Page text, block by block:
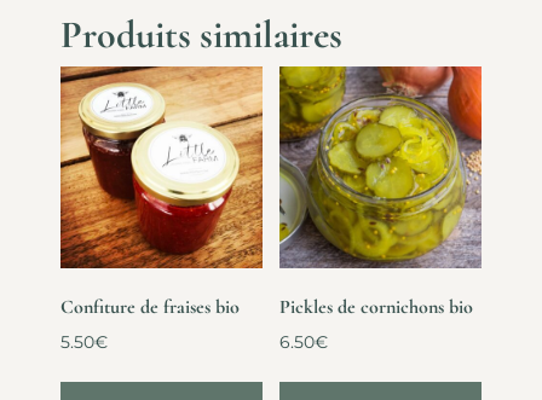
Produits similaires
Confiture de fraises bio
5.50€
Pickles de cornichons bio
6.50€